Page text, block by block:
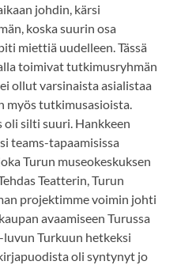
johdin, kärsi
koska suurin osa
miettiä uudelleen. Tässä
toimivat tutkimusryhmän
ollut varsinaista asialistaa
myös tutkimusasioista.
silti suuri. Hankkeen
teams-tapaamisissa
Turun museokeskuksen
Teatterin, Turun
projektimme voimin johti
avaamiseen Turussa
Turkuun hetkeksi
oli syntynyt jo